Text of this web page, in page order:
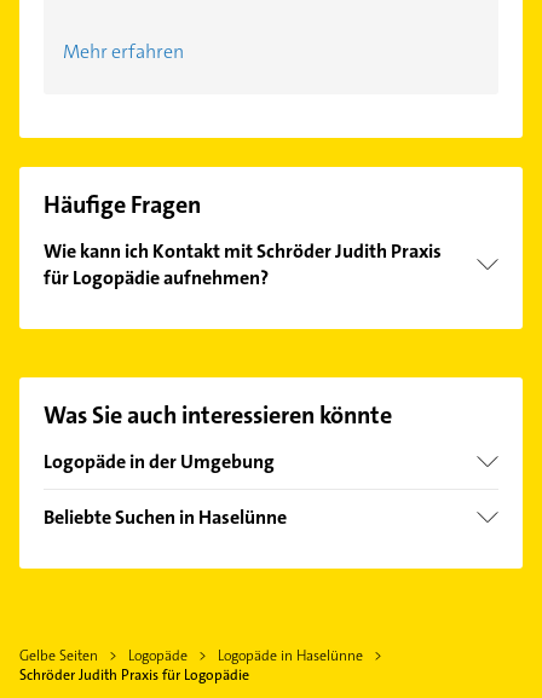
Mehr erfahren
Häufige Fragen
Wie kann ich Kontakt mit Schröder Judith Praxis
für Logopädie aufnehmen?
Hier finden Sie alleKontaktdaten
Was Sie auch interessieren könnte
Logopäde in der Umgebung
Lingen (Ems)
Beliebte Suchen in Haselünne
Heizung & Sanitär
Gelbe Seiten Logopäde
Logopäde in Haselünne
Schröder Judith Praxis für Logopädie